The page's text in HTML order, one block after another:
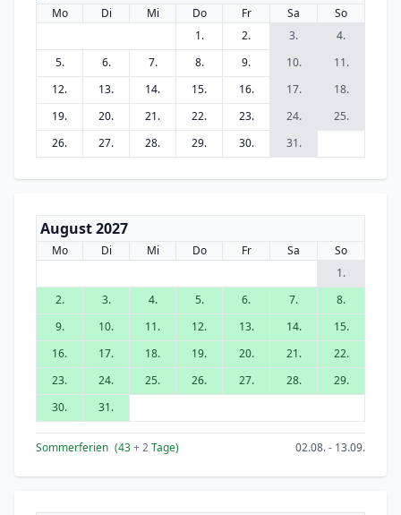
Mo Di Mi Do Fr Sa
So
1.
2. 3.
4.
5.
6. 7. 8. 9. 10.
11.
12.
13. 14. 15. 16. 17.
18.
19.
20. 21. 22. 23. 24.
25.
26.
27. 28. 29. 30. 31.
August 2027
Mo Di Mi Do Fr Sa
So
1.
2.
3. 4. 5. 6. 7.
8.
9.
10. 11. 12. 13. 14.
15.
16.
17. 18. 19. 20. 21.
22.
23.
24. 25. 26. 27. 28.
29.
30.
31.
Sommerferien (43+ 2Tage) 02.08. - 13.09.